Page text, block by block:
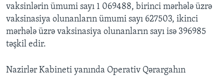
vaksinlərin ümumi sayı 1 069488, birinci mərhələ üzrə
vaksinasiya olunanların ümumi sayı 627503, ikinci
mərhələ üzrə vaksinasiya olunanların sayı isə 396985
təşkil edir.
Nazirlər Kabineti yanında Operativ Qərargahın